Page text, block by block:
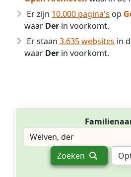
Er zijn 10.000 pagina's op
waar Der in voorkomt.
Er staan 3.635 websites in
waar Der in voorkomt.
Zoeken